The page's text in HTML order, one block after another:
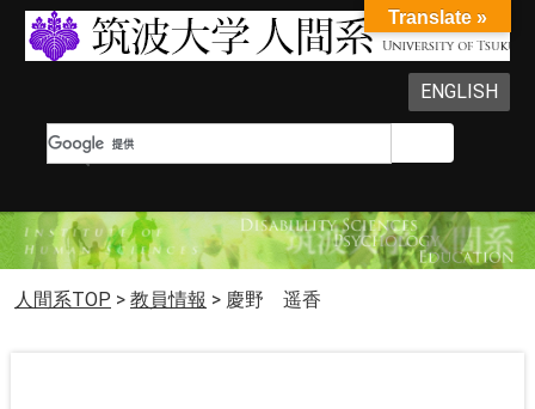
ENGLISH
人間系TOP > 教員情報 > 慶野 遥香
Translate »